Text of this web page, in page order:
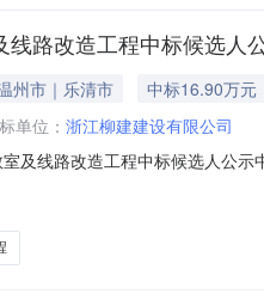
线路改造工程中标候选人
州市｜乐清市
中标16.90万元
单位： 浙江柳建建设有限公司
及线路改造工程中标候选人公
害关系人对评标结果有异议的
行政监督部